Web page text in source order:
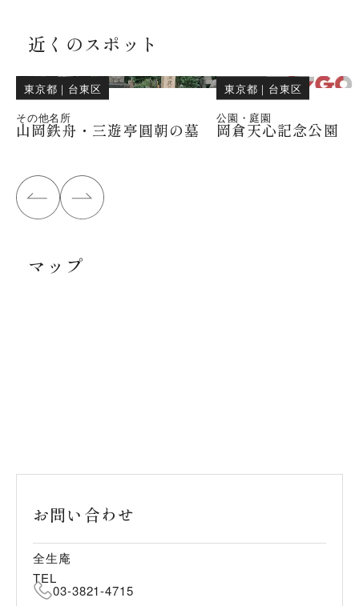
近くのスポット
東京都 ｜ 台東区
その他名所
山岡鉄舟・三遊亭圓朝の墓
東京都 ｜ 台東区
公園・庭園
岡倉天心記念公園
マップ
お問い合わせ
全生庵
TEL
03-3821-4715